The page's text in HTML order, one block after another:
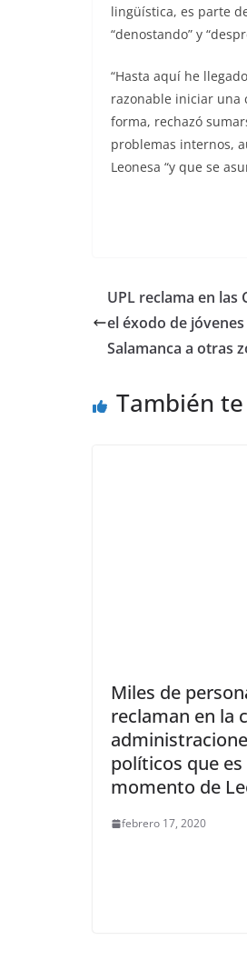
lingüística, es parte
“denostando” y
“Hasta aquí he
razonable iniciar una
forma, rechazó
problemas internos,
Leonesa “y que se
UPL reclama en
el éxodo de
Salamanca a otras
También
Miles de
reclaman en la
políticos que es
momento de
febrero 17, 2020